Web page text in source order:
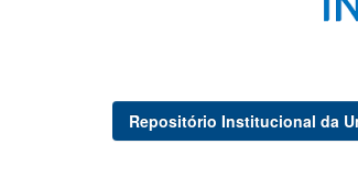
Repositório Institucional da